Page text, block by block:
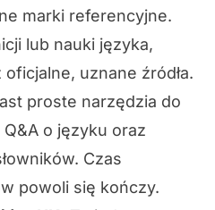
marki referencyjne.
lub nauki języka,
uznane źródła.
proste narzędzia do
o języku oraz
Czas
powoli się kończy.